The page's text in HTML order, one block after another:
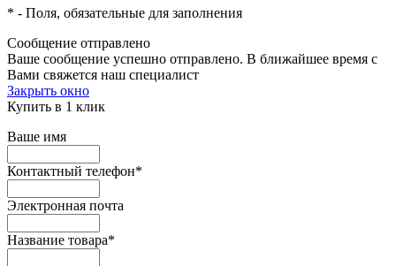
* - Поля, обязательные для заполнения
Сообщение отправлено
Ваше сообщение успешно отправлено. В ближайшее время с
Вами свяжется наш специалист
Закрыть окно
Купить в 1 клик
Ваше имя
Контактный телефон*
Электронная почта
Название товара*